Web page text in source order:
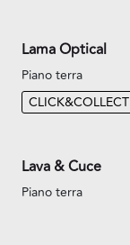
Lama Optical
Piano terra
CLICK&COLLECT
Lava & Cuce
Piano terra